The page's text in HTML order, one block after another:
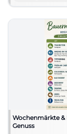
Wochenmärkte
Genuss